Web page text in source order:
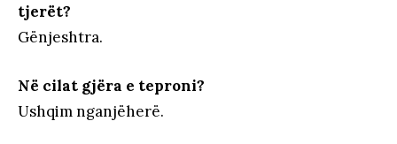
tjerët?
Gënjeshtra.
Në cilat gjëra e teproni?
Ushqim nganjëherë.